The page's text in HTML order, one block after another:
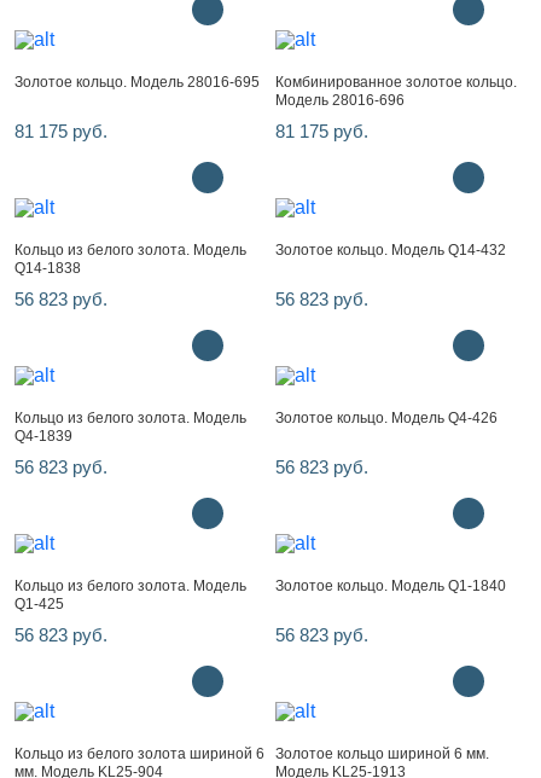
Золотое кольцо. Модель 28016-695
81 175 руб.
Комбинированное золотое кольцо.
Модель 28016-696
81 175 руб.
Кольцо из белого золота. Модель
Q14-1838
56 823 руб.
Золотое кольцо. Модель Q14-432
56 823 руб.
Кольцо из белого золота. Модель
Q4-1839
56 823 руб.
Золотое кольцо. Модель Q4-426
56 823 руб.
Кольцо из белого золота. Модель
Q1-425
56 823 руб.
Золотое кольцо. Модель Q1-1840
56 823 руб.
Кольцо из белого золота шириной 6
мм. Модель KL25-904
Золотое кольцо шириной 6 мм.
Модель KL25-1913